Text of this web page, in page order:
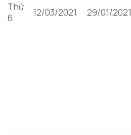
Thứ
6
12/03/2021 29/01/2021